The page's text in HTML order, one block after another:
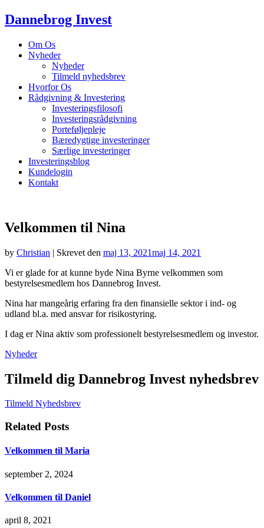
Dannebrog Invest
Om Os
Nyheder
Nyheder
Tilmeld nyhedsbrev
Hvorfor Os
Rådgivning & Investering
Investeringsfilosofi
Investeringsrådgivning
Porteføljepleje
Bæredygtige investeringer
Særlige investeringer
Investeringsblog
Kundelogin
Kontakt
Velkommen til Nina
by Christian | Skrevet den maj 13, 2021maj 14, 2021
Vi er glade for at kunne byde Nina Byrne velkommen som
bestyrelsesmedlem hos Dannebrog Invest.
Nina har mangeårig erfaring fra den finansielle sektor i ind- og
udland bl.a. med ansvar for risikostyring.
I dag er Nina aktiv som professionelt bestyrelsesmedlem og investor.
Nyheder
Tilmeld dig Dannebrog Invest nyhedsbrev
Tilmeld Nyhedsbrev
Related Posts
Velkommen til Maria
september 2, 2024
Velkommen til Daniel
april 8, 2021